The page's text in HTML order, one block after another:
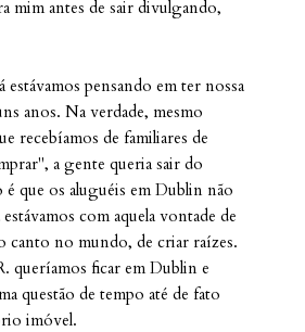
mim antes de sair divulgando,
estávamos pensando em ter nossa
anos. Na verdade, mesmo
recebíamos de familiares de
a gente queria sair do
que os aluguéis em Dublin não
com aquela vontade de
no mundo, de criar raízes.
queríamos ficar em Dublin e
questão de tempo até de fato
imóvel.